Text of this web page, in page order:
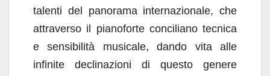
talenti del panorama internazionale, che
attraverso il pianoforte conciliano tecnica
e sensibilità musicale, dando vita alle
infinite declinazioni di questo genere